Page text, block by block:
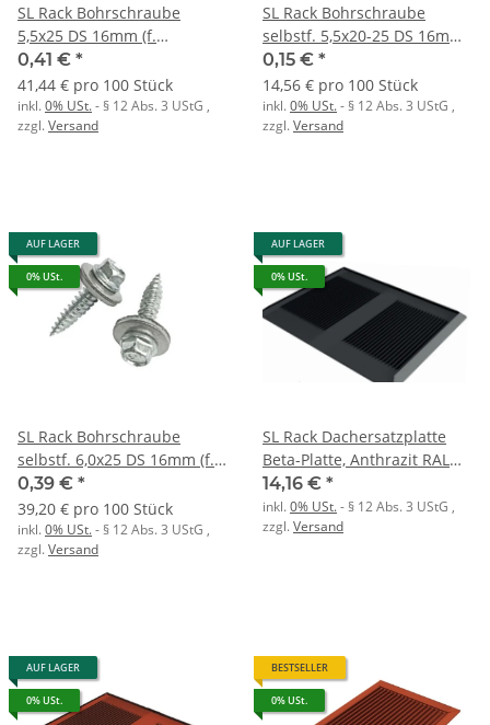
SL Rack Bohrschraube
5,5x25 DS 16mm (f.
Trapezvariante)
0,41 € *
41,44 € pro 100 Stück
inkl.0% USt.- § 12 Abs. 3 UStG ,
zzgl.Versand
SL Rack Bohrschraube
selbstf. 5,5x20-25 DS 16mm
(f. Trapez-V)
0,15 € *
14,56 € pro 100 Stück
inkl.0% USt.- § 12 Abs. 3 UStG ,
zzgl.Versand
0% USt.
AUF LAGER
SL Rack Bohrschraube
selbstf. 6,0x25 DS 16mm (f.
Trapez-V.)
0,39 € *
39,20 € pro 100 Stück
inkl.0% USt.- § 12 Abs. 3 UStG ,
zzgl.Versand
0% USt.
AUF LAGER
SL Rack Dachersatzplatte
Beta-Platte, Anthrazit RAL
7016
14,16 € *
inkl.0% USt.- § 12 Abs. 3 UStG ,
zzgl.Versand
0% USt.
AUF LAGER
0% USt.
BESTSELLER